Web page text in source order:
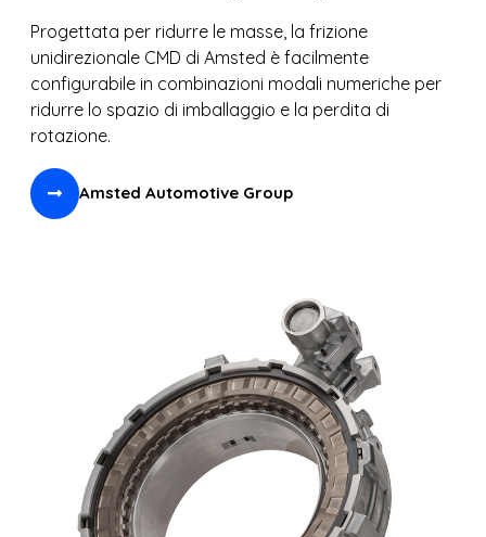
Progettata per ridurre le masse, la frizione
unidirezionale CMD di Amsted è facilmente
configurabile in combinazioni modali numeriche per
ridurre lo spazio di imballaggio e la perdita di
rotazione.
Amsted Automotive Group